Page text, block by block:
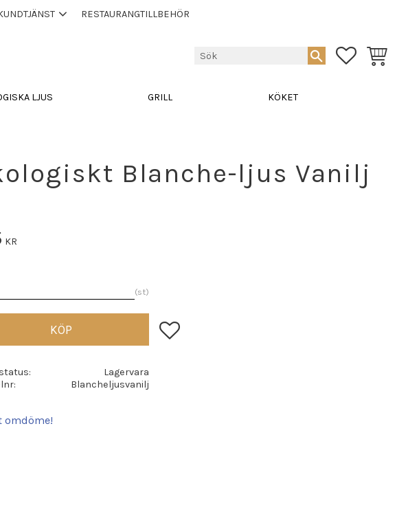
RESTAURANGTILLBEHÖR
FAVORITER
LJUS GRILL KÖKET
Blanche-ljus Vanilj
KR
st
KÖP Lägg till i favoriter
Lagervara
Blancheljusvanilj
omdöme!